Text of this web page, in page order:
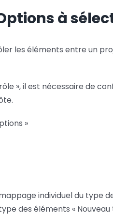
Services FAO
à
les éléments entre un
», il est nécessaire de
»
individuel du type
des éléments «